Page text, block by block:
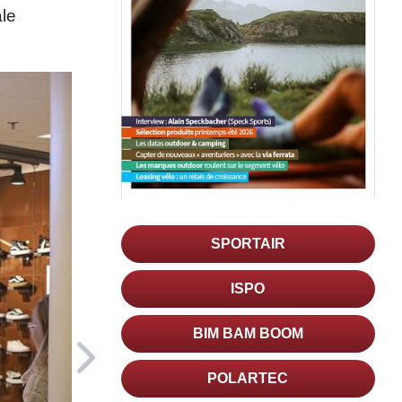
SPORTAIR
ISPO
BIM BAM BOOM
POLARTEC